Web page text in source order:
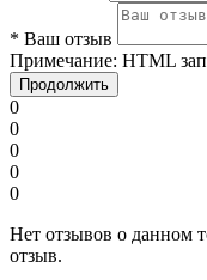
* Ваш отзыв
Примечание: HTML
Продолжить
0
0
0
0
0
Нет отзывов о данном
отзыв.